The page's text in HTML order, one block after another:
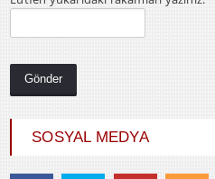
SOSYAL MEDYA